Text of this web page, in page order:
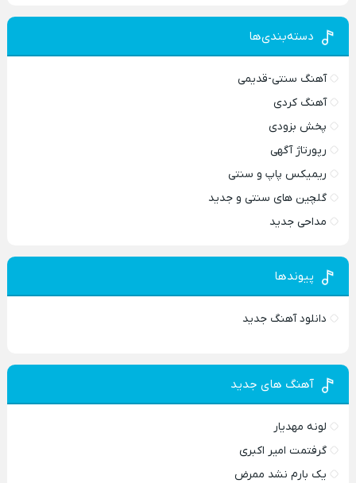
دسته‌بندی‌ها
آهنگ سنتی-قدیمی
آهنگ کردی
پخش بزودی
رپورتاژ آگهی
ریمیکس پاپ و سنتی
گلچین های سنتی و جدید
مداحی جدید
پیوندها
دانلود آهنگ جدید
آهنگ های جدید
لونه مهدیار
گرفتمت امیر اکبری
یک بارم نشد ممرض